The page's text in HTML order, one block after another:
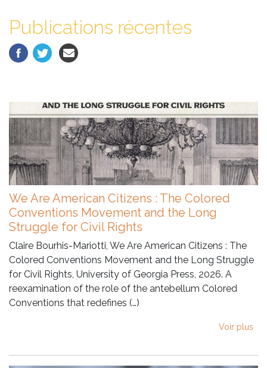
Publications récentes
We Are American Citizens : The Colored
Conventions Movement and the Long
Struggle for Civil Rights
Claire Bourhis-Mariotti, We Are American Citizens : The
Colored Conventions Movement and the Long Struggle
for Civil Rights, University of Georgia Press, 2026. A
reexamination of the role of the antebellum Colored
Conventions that redefines (…)
Voir plus